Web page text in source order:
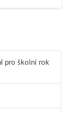
pro školní rok